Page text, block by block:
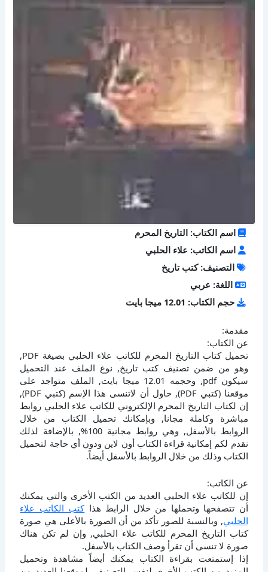
اسم الكتاب: التاريخ المحرم
اسم الكاتب: علاء الحلبي
التصنيف: كتب تاريخ
اللغة: عربي
حجم الكتاب: 12.01 ميجا بايت
مقدمة:
عن الكتاب:
تحميل كتاب التاريخ المحرم للكاتب علاء الحلبي بصيغة PDF,
وهو من ضمن تصنيف كتب تاريخ, نوع الملف عند التحميل
سيكون pdf, وحجمه 12.01 ميجا بايت, الملف متواجد على
موقعنا (كتبي PDF), حاول أن لاتنسى هذا الإسم (كتبي PDF),
إن لكتاب التاريخ المحرم الإلكتروني للكاتب علاء الحلبي روابط
مباشرة وكاملة مجانا, وبإمكانك تحميل الكتاب من خلال
الروابط بالأسفل, وهي روابط مجانية 100%, بالإضافة لذلك
نقدم لكم إمكانية قراءة الكتاب أون لاين ودون أي حاجة لتحميل
الكتاب وذلك من خلال الروابط بالأسفل أيضاً.
عن الكاتب:
إن للكاتب علاء الحلبي العديد من الكتب الأخرى والتي يمكنك
أن تتصفحها وتحملها من خلال الرابط هذاكتب الكاتب علاء
الحلبي, وبالنسبة للصور تأكد من أن الصورة بالأعلى هي صورة
كتاب التاريخ المحرم للكاتب علاء الحلبي, وإن لم تكن هناك
صورة لا تنسى أن تقرأ وصف الكتاب بالأسفل.
إذا إستمتعت بقراءة الكتاب يمكنك أيضاً مشاهدة وتحميل